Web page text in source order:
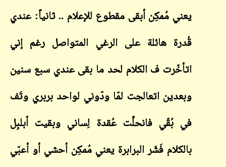
يعني مُمكِن أبقى مقطوع للإعلام .. ثانياً: عندي
قُدرة هائلة على الرغي المتواصل رغم إني
اتأخّرت ف الكلام لحد ما بقى عندي سبع سنين
وبعدين اتعالجت لمّا ودّوني لواحد بربري وتَف
في بُقّي فانحلِّت عُقدة لِساني وبقيت أبلبِل
بالكلام فَشَر البرابرة يعني مُمكِن أحشي أو أعبّي